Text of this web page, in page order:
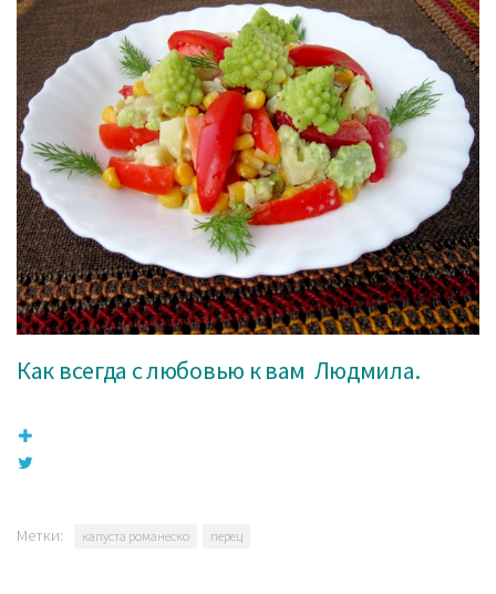
Как всегда с любовью к вам Людмила.
Метки: капуста романеско перец